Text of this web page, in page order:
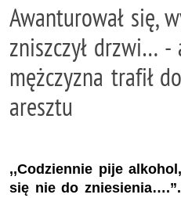
Awanturował się,
zniszczył drzwi… -
mężczyzna trafił
aresztu
,,Codziennie pije
się nie do zniesienia….”.